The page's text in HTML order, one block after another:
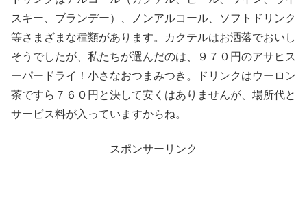
スキー、ブランデー）、ノンアルコール、ソフトドリンク
等さまざまな種類があります。カクテルはお洒落でおいし
そうでしたが、私たちが選んだのは、９７０円のアサヒス
ーパードライ！小さなおつまみつき。ドリンクはウーロン
茶ですら７６０円と決して安くはありませんが、場所代と
サービス料が入っていますからね。
スポンサーリンク